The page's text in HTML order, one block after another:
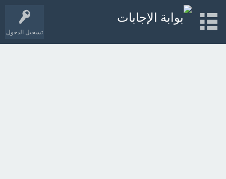
تسجيل الدخول